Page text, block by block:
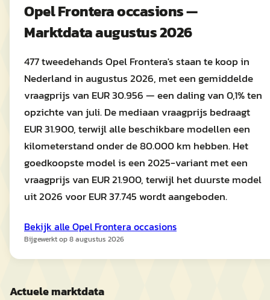
Opel Frontera occasions —
Marktdata augustus 2026
477 tweedehands Opel Frontera's staan te koop in
Nederland in augustus 2026, met een gemiddelde
vraagprijs van EUR 30.956 — een daling van 0,1% ten
opzichte van juli. De mediaan vraagprijs bedraagt
EUR 31.900, terwijl alle beschikbare modellen een
kilometerstand onder de 80.000 km hebben. Het
goedkoopste model is een 2025-variant met een
vraagprijs van EUR 21.900, terwijl het duurste model
uit 2026 voor EUR 37.745 wordt aangeboden.
Bekijk alle Opel Frontera occasions
Bijgewerkt op8 augustus 2026
Actuele marktdata